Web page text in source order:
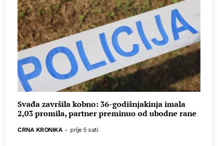
Svađa završila kobno: 36-godišnjakinja imala
2,03 promila, partner preminuo od ubodne rane
CRNA KRONIKA - prije 5 sati